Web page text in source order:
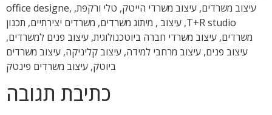
עיצוב משרדים, עיצוב משרדי הייטק, טלי ורקפת, office designe,
T+R studio, עיצוב , מיתוג משרדים, משרדים יצירתיים, תכנון
משרדים, עיצוב משרדי חברה ביוטכנולוגית, עיצוב פנים למשרדים,
עיצוב פנים, עיצוב מרחבי למידה, עיצוב קליניקה, עיצוב משרדים
ביוטק, עיצוב משרדים פינטק
כתיבת תגובה